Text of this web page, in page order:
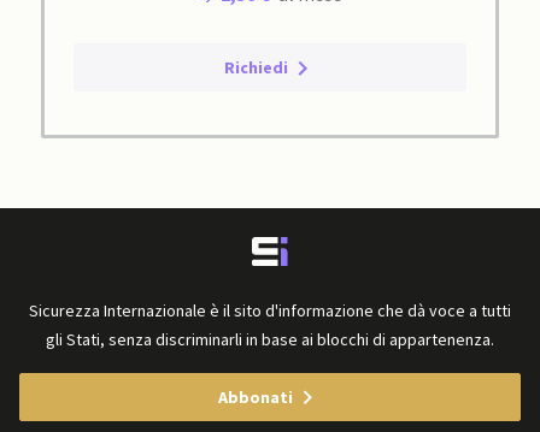
Richiedi
Sicurezza Internazionale è il sito d'informazione che dà voce a tutti
gli Stati, senza discriminarli in base ai blocchi di appartenenza.
Abbonati